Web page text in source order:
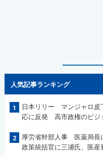
人気記事ランキング
1
日本リリー マンジャロ皮
応に反発 高市政権のビジ
2
厚労省幹部人事 医薬局長
政策統括官に三浦氏、医産